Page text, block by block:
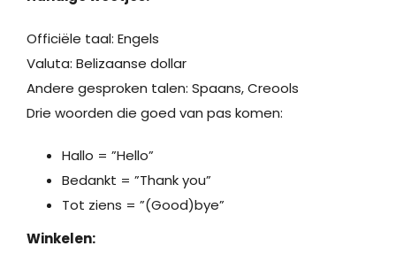
Officiële taal: Engels
Valuta: Belizaanse dollar
Andere gesproken talen: Spaans, Creools
Drie woorden die goed van pas komen:
Hallo = ”Hello”
Bedankt = ”Thank you”
Tot ziens = ”(Good)bye”
Winkelen: